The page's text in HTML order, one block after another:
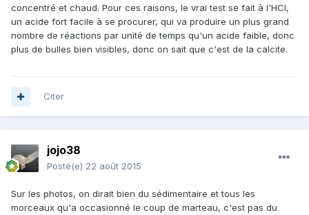
concentré et chaud. Pour ces raisons, le vrai test se fait à l'HCl,
un acide fort facile à se procurer, qui va produire un plus grand
nombre de réactions par unité de temps qu'un acide faible, donc
plus de bulles bien visibles, donc on sait que c'est de la calcite.
Citer
jojo38
Posté(e) 22 août 2015
Sur les photos, on dirait bien du sédimentaire et tous les
morceaux qu'a occasionné le coup de marteau, c'est pas du